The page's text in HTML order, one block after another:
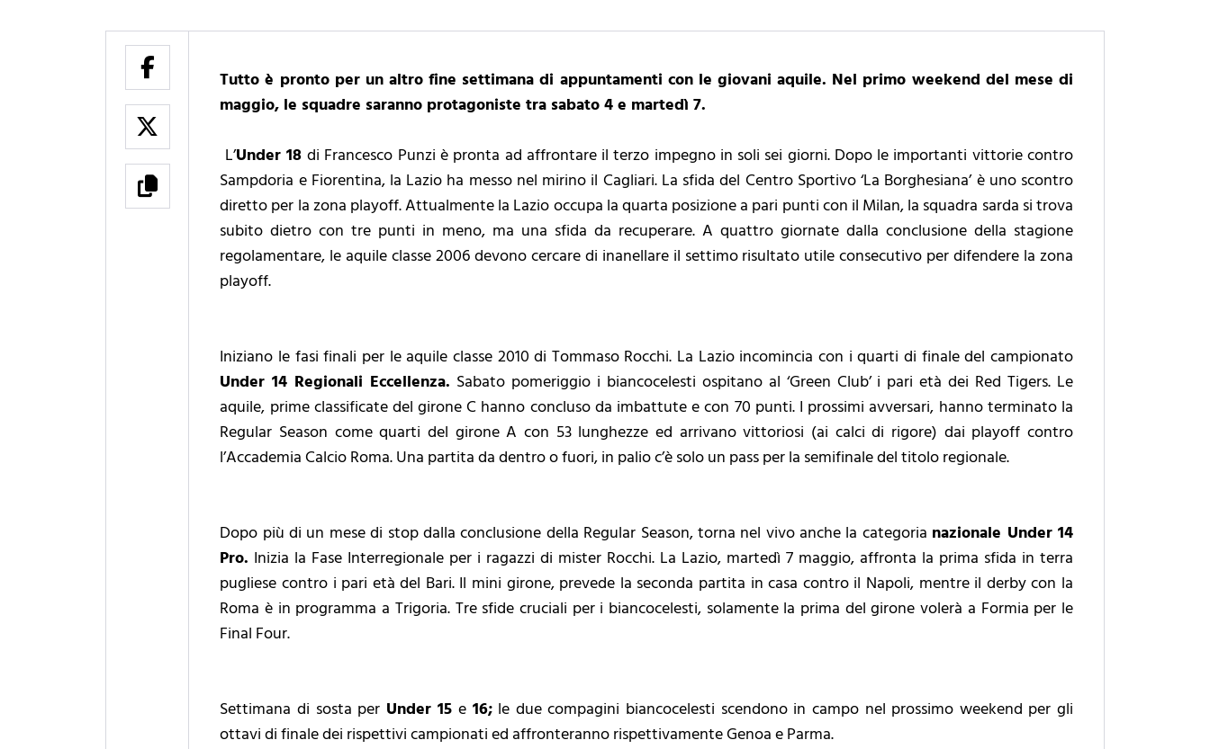
Tutto è pronto per un altro fine settimana di appuntamenti con le giovani aquile. Nel primo weekend del mese di
maggio, le squadre saranno protagoniste tra sabato 4 e martedì 7.
L’Under 18di Francesco Punzi è pronta ad affrontare il terzo impegno in soli sei giorni. Dopo le importanti vittorie contro
Sampdoria e Fiorentina, la Lazio ha messo nel mirino il Cagliari. La sfida del Centro Sportivo ‘La Borghesiana’ è uno scontro
diretto per la zona playoff. Attualmente la Lazio occupa la quarta posizione a pari punti con il Milan, la squadra sarda si trova
subito dietro con tre punti in meno, ma una sfida da recuperare. A quattro giornate dalla conclusione della stagione
regolamentare, le aquile classe 2006 devono cercare di inanellare il settimo risultato utile consecutivo per difendere la zona
playoff.
Iniziano le fasi finali per le aquile classe 2010 di Tommaso Rocchi. La Lazio incomincia con i quarti di finale del campionato
Under 14 Regionali Eccellenza. Sabato pomeriggio i biancocelesti ospitano al ‘Green Club’ i pari età dei Red Tigers. Le
aquile, prime classificate del girone C hanno concluso da imbattute e con 70 punti. I prossimi avversari, hanno terminato la
Regular Season come quarti del girone A con 53 lunghezze ed arrivano vittoriosi (ai calci di rigore) dai playoff contro
l’Accademia Calcio Roma. Una partita da dentro o fuori, in palio c’è solo un pass per la semifinale del titolo regionale.
Dopo più di un mese di stop dalla conclusione della Regular Season, torna nel vivo anche la categoria nazionale Under 14
Pro. Inizia la Fase Interregionale per i ragazzi di mister Rocchi. La Lazio, martedì 7 maggio, affronta la prima sfida in terra
pugliese contro i pari età del Bari. Il mini girone, prevede la seconda partita in casa contro il Napoli, mentre il derby con la
Roma è in programma a Trigoria. Tre sfide cruciali per i biancocelesti, solamente la prima del girone volerà a Formia per le
Final Four.
Settimana di sosta per Under 15 e 16;le due compagini biancocelesti scendono in campo nel prossimo weekend per gli
ottavi di finale dei rispettivi campionati ed affronteranno rispettivamente Genoa e Parma.